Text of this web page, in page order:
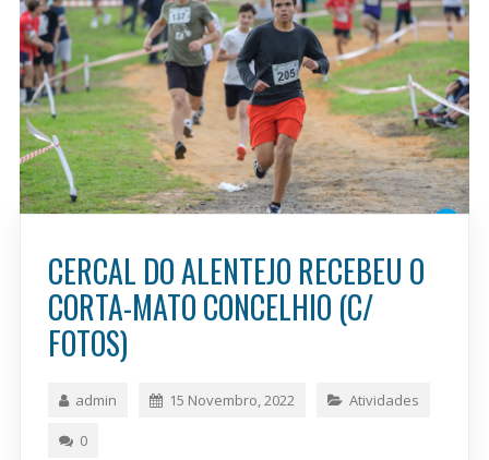
CERCAL DO ALENTEJO RECEBEU O
CORTA-MATO CONCELHIO (C/
FOTOS)
admin 15 Novembro, 2022 Atividades
0